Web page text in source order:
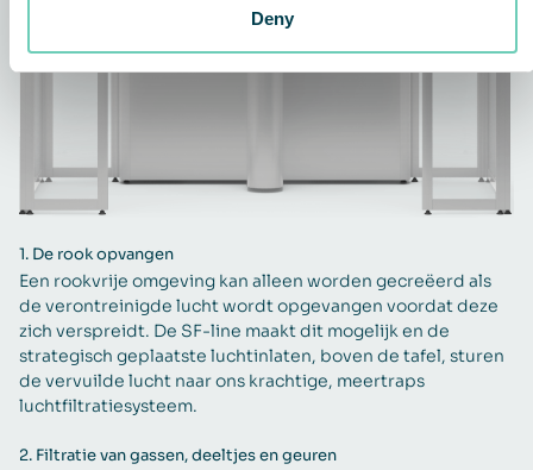
Deny
1. De rook opvangen
Een rookvrije omgeving kan alleen worden gecreëerd als
de verontreinigde lucht wordt opgevangen voordat deze
zich verspreidt. De SF-line maakt dit mogelijk en de
strategisch geplaatste luchtinlaten, boven de tafel, sturen
de vervuilde lucht naar ons krachtige, meertraps
luchtfiltratiesysteem.
2. Filtratie van gassen, deeltjes en geuren